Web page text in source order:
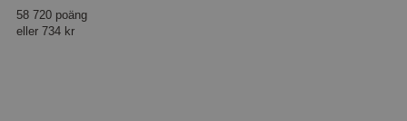
58 720 poäng
eller 734 kr